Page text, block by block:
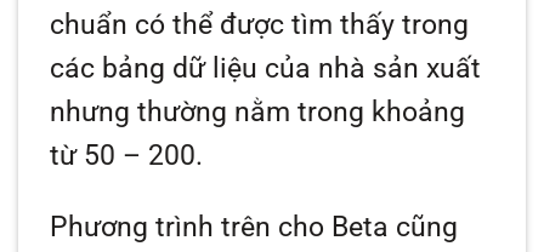
chuẩn có thể được tìm thấy trong
các bảng dữ liệu của nhà sản xuất
nhưng thường nằm trong khoảng
từ 50 – 200.
Phương trình trên cho Beta cũng